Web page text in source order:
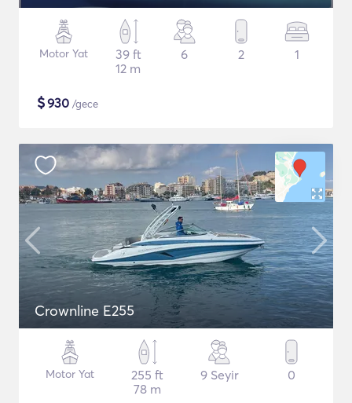
Motor Yat
39 ft
12 m
6 2 1
$930 /gece
Crownline E255
Motor Yat
255 ft
78 m
9 Seyir 0